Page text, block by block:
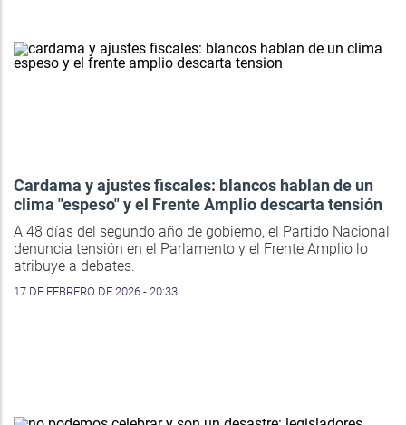
Cardama y ajustes fiscales: blancos hablan de un
clima "espeso" y el Frente Amplio descarta tensión
A 48 días del segundo año de gobierno, el Partido Nacional
denuncia tensión en el Parlamento y el Frente Amplio lo
atribuye a debates.
17 DE FEBRERO DE 2026 - 20:33